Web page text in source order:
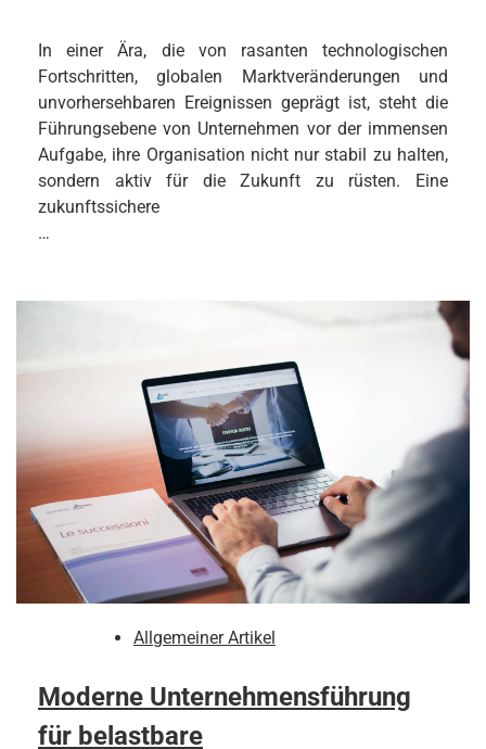
In einer Ära, die von rasanten technologischen
Fortschritten, globalen Marktveränderungen und
unvorhersehbaren Ereignissen geprägt ist, steht die
Führungsebene von Unternehmen vor der immensen
Aufgabe, ihre Organisation nicht nur stabil zu halten,
sondern aktiv für die Zukunft zu rüsten. Eine
zukunftssichere
…
Allgemeiner Artikel
Moderne Unternehmensführung
für belastbare